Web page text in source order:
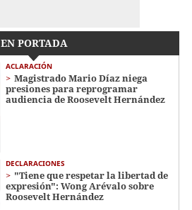
EN PORTADA
ACLARACIÓN
Magistrado Mario Díaz niega
presiones para reprogramar
audiencia de Roosevelt Hernández
DECLARACIONES
"Tiene que respetar la libertad de
expresión": Wong Arévalo sobre
Roosevelt Hernández